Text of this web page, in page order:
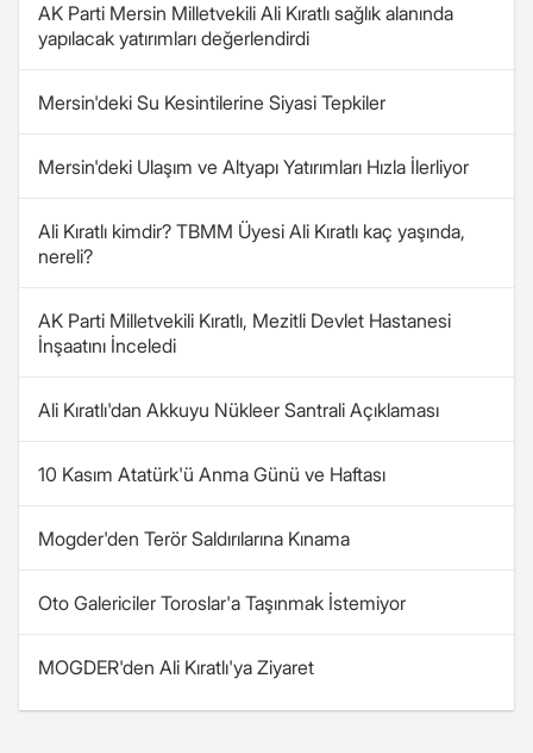
AK Parti Mersin Milletvekili Ali Kıratlı sağlık alanında
yapılacak yatırımları değerlendirdi
Mersin'deki Su Kesintilerine Siyasi Tepkiler
Mersin'deki Ulaşım ve Altyapı Yatırımları Hızla İlerliyor
Ali Kıratlı kimdir? TBMM Üyesi Ali Kıratlı kaç yaşında,
nereli?
AK Parti Milletvekili Kıratlı, Mezitli Devlet Hastanesi
İnşaatını İnceledi
Ali Kıratlı'dan Akkuyu Nükleer Santrali Açıklaması
10 Kasım Atatürk'ü Anma Günü ve Haftası
Mogder'den Terör Saldırılarına Kınama
Oto Galericiler Toroslar'a Taşınmak İstemiyor
MOGDER'den Ali Kıratlı'ya Ziyaret